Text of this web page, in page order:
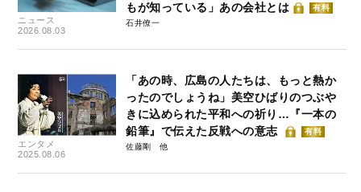
ニュース
2026.08.03
もが知っている」あの会社とは
有料
石井僚一
エンタメ
2025.08.06
「あの時、広島の人たちは、もっと熱か
ったのでしょうね」美空ひばりのつぶや
きに込められた平和への祈り…『一本の
鉛筆』で伝えた反戦への意志
有料
佐藤剛